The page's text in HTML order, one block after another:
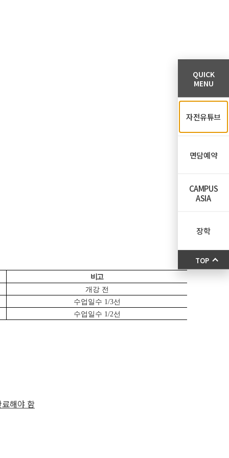
비고
개강 전
수업일수 1/3선
수업일수 1/2선
해야 함
QUICK
MENU
자전유튜브
면담예약
CAMPUS
ASIA
장학
TOP